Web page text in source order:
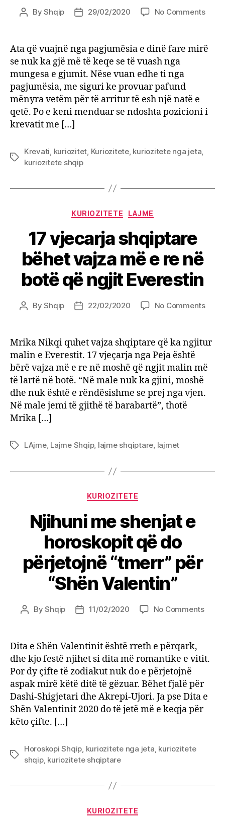
PostByShqip
Post29/02/2020 No Commentson
nga
Ata që vuajnë nga pagjumësia e dinë fare mirë
se nuk ka gjë më të keqe se të vuash nga
mungesa e gjumit. Nëse vuan edhe ti nga
pagjumësia, me siguri ke provuar pafund
mënyra vetëm për të arritur të esh një natë e
qetë. Po e keni menduar se ndoshta pozicioni i
krevatit me […]
Tags
Krevati kuriozitet Kuriozitete, kuriozitete nga jeta
kuriozitete shqip
Categories
KURIOZITETE LAJME
17 vjecarja shqiptare
bëhet vajza më e re në
botë që ngjit Everestin
PostByShqip
Post22/02/2020 No Commentson
më
re
Mrika Nikqi quhet vajza shqiptare që ka ngjitur
malin e Everestit. 17 vjeçarja nga Peja është
bërë vajza më e re në moshë që ngjit malin më
të lartë në botë. “Në male nuk ka gjini, moshë
dhe nuk është e rëndësishme se prej nga vjen.
Në male jemi të gjithë të barabartë”, thotë
Mrika […]
TagsLAjme, Lajme Shqip, lajme shqiptare, lajmet
Categories
KURIOZITETE
Njihuni me shenjat e
horoskopit që do
përjetojnë “tmerr” për
“Shën Valentin”
PostByShqip
Post11/02/2020 No Commentson
do
Dita e Shën Valentinit është rreth e përqark,
dhe kjo festë njihet si dita më romantike e vitit.
Por dy çifte të zodiakut nuk do e përjetojnë
aspak mirë këtë ditë të gëzuar. Bëhet fjalë për
Dashi-Shigjetari dhe Akrepi-Ujori. Ja pse Dita e
Shën Valentinit 2020 do të jetë më e keqja për
këto çifte. […]
Tags
Horoskopi Shqip kuriozitete nga jeta kuriozitete
shqip, kuriozitete shqiptare
Categories
KURIOZITETE